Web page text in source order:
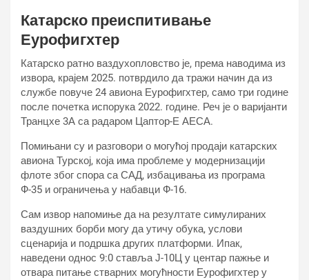
Катарско преиспитивање
Еурофигхтер
Катарско ратно ваздухопловство је, према наводима из
извора, крајем 2025. потврдило да тражи начин да из
службе повуче 24 авиона Еурофигхтер, само три године
после почетка испорука 2022. године. Реч је о варијанти
Транцхе 3А са радаром Цаптор-Е АЕСА.
Помињани су и разговори о могућој продаји катарских
авиона Турској, која има проблеме у модернизацији
флоте због спора са САД, избацивања из програма
Ф-35 и ограничења у набавци Ф-16.
Сам извор напомиње да на резултате симулираних
ваздушних борби могу да утичу обука, услови
сценарија и подршка других платформи. Ипак,
наведени однос 9:0 ставља Ј-10Ц у центар пажње и
отвара питање стварних могућности Еурофигхтер у